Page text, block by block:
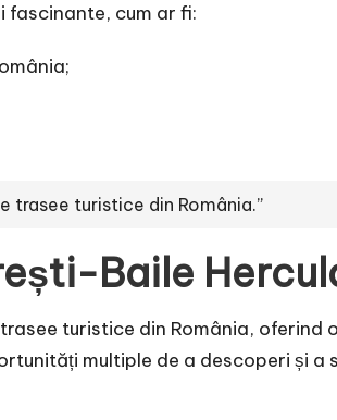
fascinante, cum ar fi:
trasee turistice din România.”
Baile
turistice din România, oferind
multiple de a descoperi și a